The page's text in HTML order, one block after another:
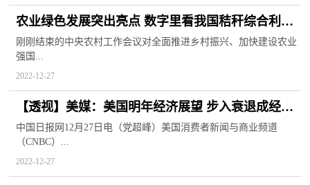
农业绿色发展突出亮点 数字里看我国秸秆综合利用
积极成效 环球精选
刚刚结束的中央农村工作会议对全面推进乡村振兴、加快建设农业
强国...
2022-12-27
【透视】美媒：美国明年经济展望 步入衰退成经济
学家共识
中国日报网12月27日电（党超峰）美国消费者新闻与商业频道
（CNBC）...
2022-12-27